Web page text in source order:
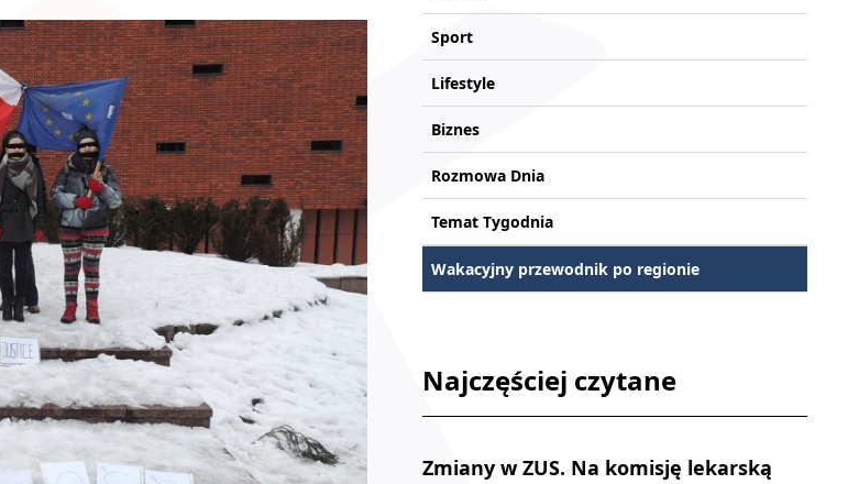
Sport
Lifestyle
Biznes
Rozmowa Dnia
Temat Tygodnia
Wakacyjny przewodnik po regionie
Najczęściej czytane
Zmiany w ZUS. Na komisję lekarską